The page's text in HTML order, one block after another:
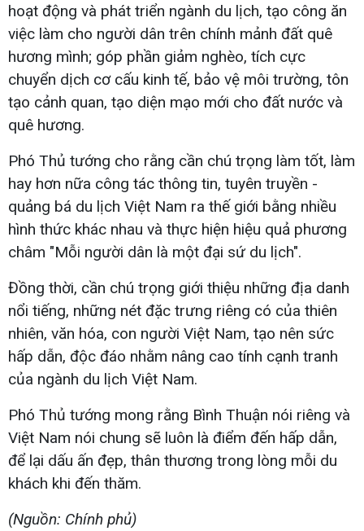
hoạt động và phát triển ngành du lịch, tạo công ăn
việc làm cho người dân trên chính mảnh đất quê
hương mình; góp phần giảm nghèo, tích cực
chuyển dịch cơ cấu kinh tế, bảo vệ môi trường, tôn
tạo cảnh quan, tạo diện mạo mới cho đất nước và
quê hương.
Phó Thủ tướng cho rằng cần chú trọng làm tốt, làm
hay hơn nữa công tác thông tin, tuyên truyền -
quảng bá du lịch Việt Nam ra thế giới bằng nhiều
hình thức khác nhau và thực hiện hiệu quả phương
châm "Mỗi người dân là một đại sứ du lịch".
Đồng thời, cần chú trọng giới thiệu những địa danh
nổi tiếng, những nét đặc trưng riêng có của thiên
nhiên, văn hóa, con người Việt Nam, tạo nên sức
hấp dẫn, độc đáo nhằm nâng cao tính cạnh tranh
của ngành du lịch Việt Nam.
Phó Thủ tướng mong rằng Bình Thuận nói riêng và
Việt Nam nói chung sẽ luôn là điểm đến hấp dẫn,
để lại dấu ấn đẹp, thân thương trong lòng mỗi du
khách khi đến thăm.
(Nguồn: Chính phủ)